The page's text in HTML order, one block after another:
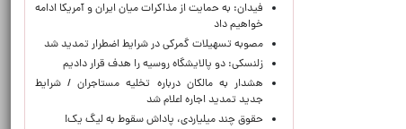
فیدان: به حمایت از مذاکرات میان ایران و آمریکا ادامه
خواهیم داد
مصوبه تسهیلات گمرکی در شرایط اضطرار تمدید شد
زلنسکی: دو پالایشگاه روسیه را هدف قرار دادیم
هشدار به مالکان درباره تخلیه مستاجران / شرایط
جدید تمدید اجاره اعلام شد
حقوق چند میلیاردی، پاداش سقوط به لیگ یک!